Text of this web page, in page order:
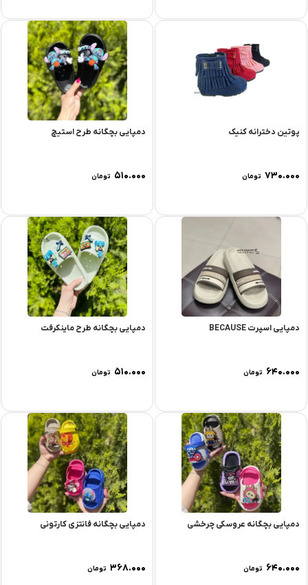
پوتین دخترانه کنیک
۷۳۰.۰۰۰ تومان
دمپايی بچگانه طرح استيچ
۵۱۰.۰۰۰ تومان
دمپایی اسپرت BECAUSE
۶۴۰.۰۰۰ تومان
دمپایی بچگانه طرح ماینکرفت
۵۱۰.۰۰۰ تومان
دمپایی بچگانه عروسکی چرخشی
۶۴۰.۰۰۰ تومان
دمپایی بچگانه فانتزی کارتونی
۳۶۸.۰۰۰ تومان